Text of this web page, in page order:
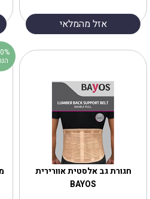
אזל מהמלאי
חגורת גב אלסטית אוורירית
BAYOS